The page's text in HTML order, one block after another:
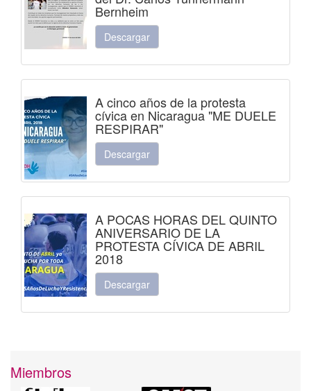
Bernheim
Descargar
A cinco años de la protesta
cívica en Nicaragua "ME DUELE
RESPIRAR"
Descargar
A POCAS HORAS DEL QUINTO
ANIVERSARIO DE LA
PROTESTA CÍVICA DE ABRIL
2018
Descargar
Miembros